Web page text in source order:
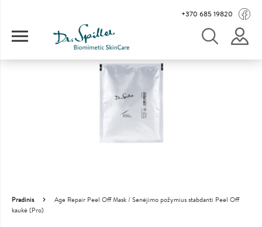
+370 685 19820
Image
Kelias
Pradinis
Age Repair Peel Off Mask / Senėjimo požymius stabdanti Peel Off
kaukė (Pro)